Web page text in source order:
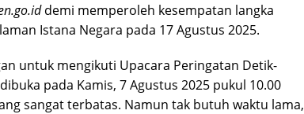
demi memperoleh kesempatan langka
Istana Negara pada 17 Agustus 2025.
untuk mengikuti Upacara Peringatan Detik-
pada Kamis, 7 Agustus 2025 pukul 10.00
sangat terbatas. Namun tak butuh waktu lama,